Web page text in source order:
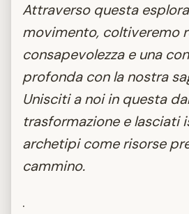
Attraverso questa
movimento, coltiveremo
consapevolezza e una
profonda con la nostra
Unisciti a noi in questa
trasformazione e lasciati
archetipi come risorse
cammino.
.